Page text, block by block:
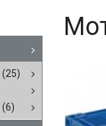
(25)
(6)